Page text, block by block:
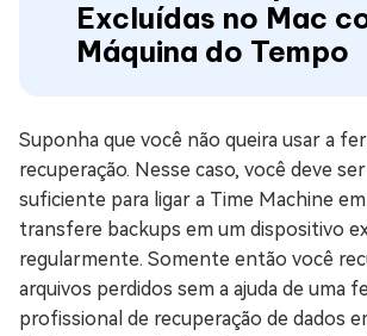
Excluídas no Mac
Máquina do Tempo
Suponha que você não queira usar a
recuperação. Nesse caso, você deve
suficiente para ligar a Time Machine
transfere backups em um dispositivo
regularmente. Somente então você
arquivos perdidos sem a ajuda de uma
profissional de recuperação de dados